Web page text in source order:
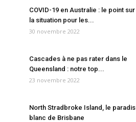
COVID-19 en Australie : le point sur
la situation pour les...
30 novembre 2022
Cascades à ne pas rater dans le
Queensland : notre top...
23 novembre 2022
North Stradbroke Island, le paradis
blanc de Brisbane